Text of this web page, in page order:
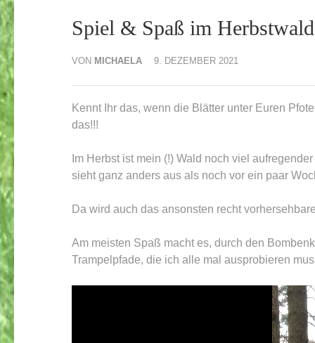
Spiel & Spaß im Herbstwald
VON MICHAELA 9. DEZEMBER 2021
Kennt Ihr das, wenn die Blätter unter Euren
das!!!
Im Herbst ist mein (!) Wald noch viel
sieht ganz anders aus als noch vor ein paar
Da wird auch das ansonsten recht
Am meisten Spaß macht es, durch den
Trampelpfade, die ich alle mal ausprobieren